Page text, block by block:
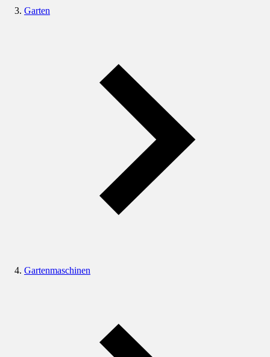
Garten
Gartenmaschinen